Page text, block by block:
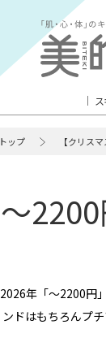
トップ 【クリス
～
2026年「～2200円
ンドはもちろんプ